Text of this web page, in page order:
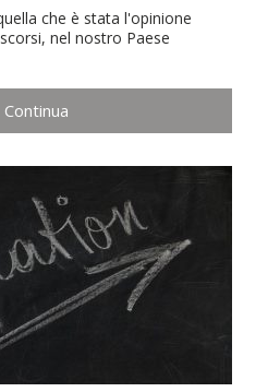
che è stata l'opinione
nel nostro Paese
Continua